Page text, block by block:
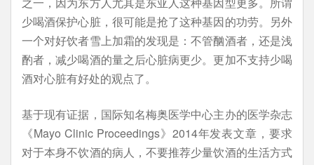
少喝酒保护心脏，很可能是抢了这种基因的功劳。另外
一个对好饮者雪上加霜的发现是：不管酗酒者，还是浅
酌者，减少喝酒的量之后心脏病更少。更加不支持少喝
酒对心脏有好处的观点了。
基于现有证据，国际知名梅奥医学中心主办的医学杂志
《Mayo Clinic Proceedings》2014年发表文章，要求
对于本身不饮酒的病人，不要推荐少量饮酒的生活方式